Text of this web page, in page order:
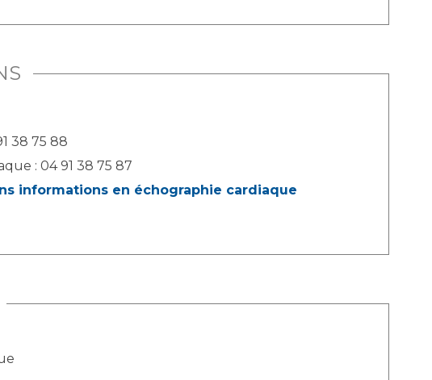
38 75 88
: 04 91 38 75 87
informations en échographie cardiaque